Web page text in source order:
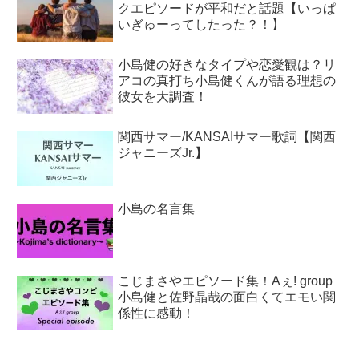
クエピソードが平和だと話題【いっぱ
いぎゅーってしたった？！】
小島健の好きなタイプや恋愛観は？リ
アコの真打ち小島健くんが語る理想の
彼女を大調査！
関西サマー/KANSAIサマー歌詞【関西
ジャニーズJr.】
小島の名言集
こじまさやエピソード集！Aぇ! group
小島健と佐野晶哉の面白くてエモい関
係性に感動！